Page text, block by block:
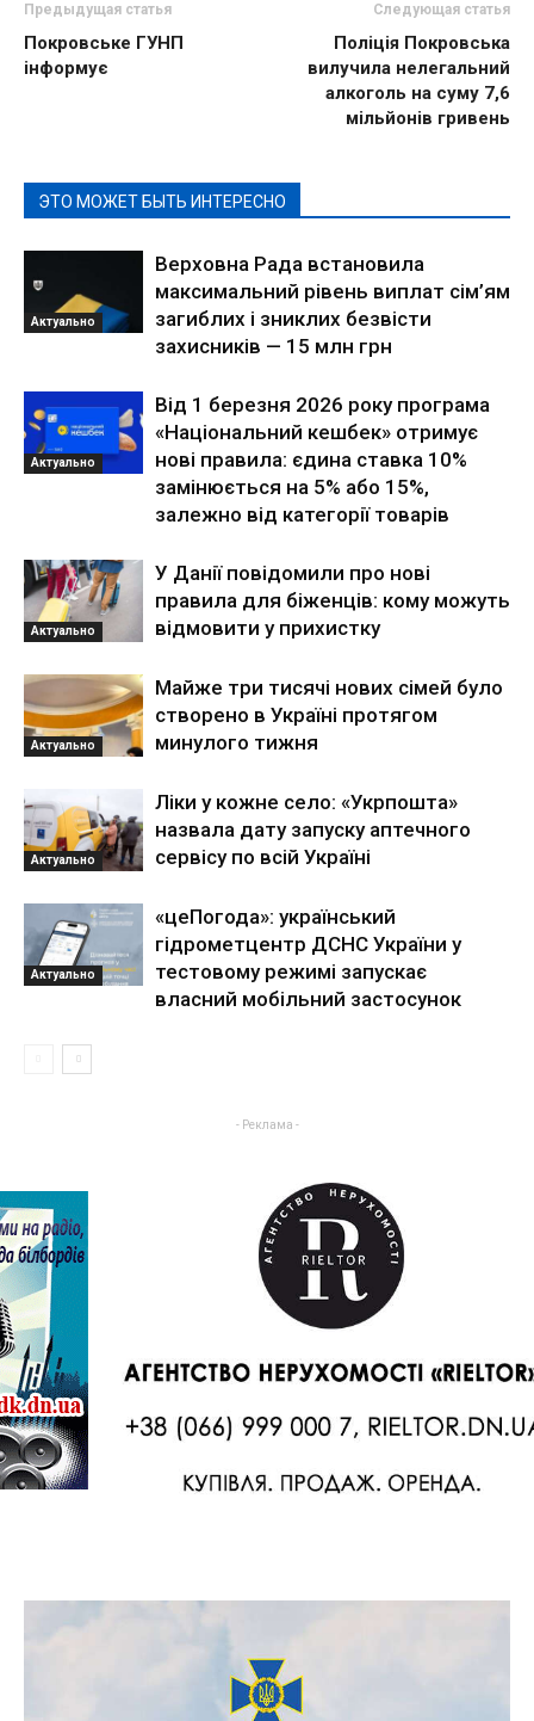
Предыдущая статья
Покровське ГУНП
інформує
Следующая статья
Поліція Покровська
вилучила нелегальний
алкоголь на суму 7,6
мільйонів гривень
ЭТО МОЖЕТ БЫТЬ ИНТЕРЕСНО
Актуально
Верховна Рада встановила
максимальний рівень виплат сім’ям
загиблих і зниклих безвісти
захисників — 15 млн грн
Актуально
Від 1 березня 2026 року програма
«Національний кешбек» отримує
нові правила: єдина ставка 10%
замінюється на 5% або 15%,
залежно від категорії товарів
Актуально
У Данії повідомили про нові
правила для біженців: кому можуть
відмовити у прихистку
Актуально
Майже три тисячі нових сімей було
створено в Україні протягом
минулого тижня
Актуально
Ліки у кожне село: «Укрпошта»
назвала дату запуску аптечного
сервісу по всій Україні
Актуально
«цеПогода»: український
гідрометцентр ДСНС України у
тестовому режимі запускає
власний мобільний застосунок
- Реклама -